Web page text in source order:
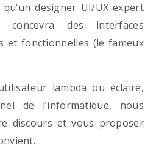
designer UI/UX expert
des interfaces
et fonctionnelles (le fameux
lambda ou éclairé,
de l’informatique, nous
discours et vous proposer